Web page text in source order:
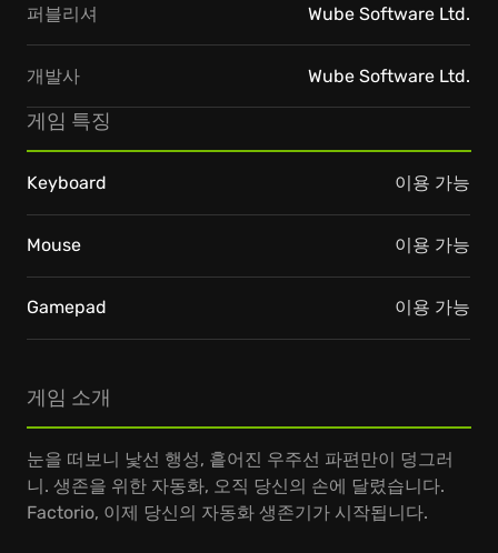
게임 소개
눈을 떠보니 낯선 행성, 흩어진 우주선 파편만이 덩그러
니. 생존을 위한 자동화, 오직 당신의 손에 달렸습니다.
Factorio, 이제 당신의 자동화 생존기가 시작됩니다.
퍼블리셔 Wube Software Ltd.
개발사 Wube Software Ltd.
게임 특징
Keyboard 이용 가능
Mouse 이용 가능
Gamepad 이용 가능